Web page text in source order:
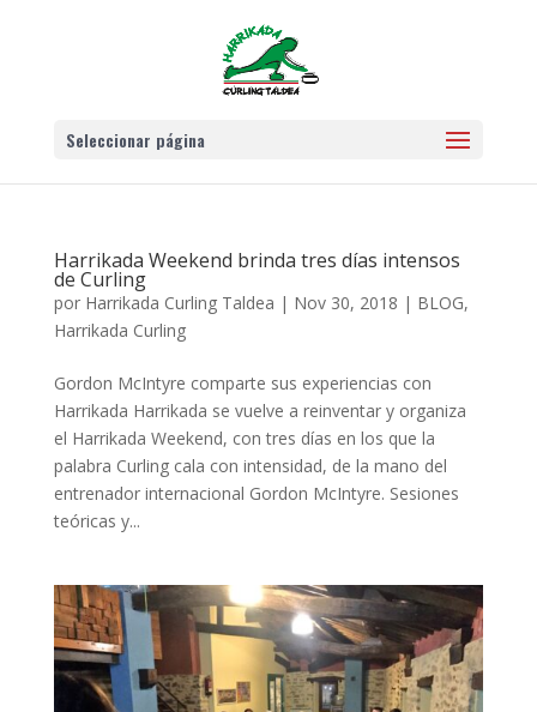
Seleccionar página
Harrikada Weekend brinda tres días intensos
de Curling
por Harrikada Curling Taldea | Nov 30, 2018 | BLOG,
Harrikada Curling
Gordon McIntyre comparte sus experiencias con
Harrikada Harrikada se vuelve a reinventar y organiza
el Harrikada Weekend, con tres días en los que la
palabra Curling cala con intensidad, de la mano del
entrenador internacional Gordon McIntyre. Sesiones
teóricas y...